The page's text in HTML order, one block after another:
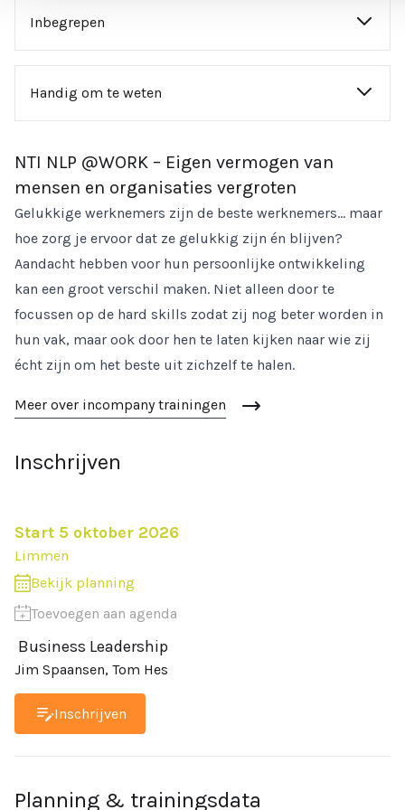
Inbegrepen
12 trainingsdagen waarvan dag 1 van blok 5 tot 19.00
uur (incl. snacks) en dag 1 van blok 6 tot 23.00 uur
trainers opgeleid in NLP, Systemisch Werken,
Oplossingsgericht Werken
uitgebreide, gezonde lunch en de hele dag koffie,
thee, fruit en lekkers
trainingsmanual
inspiratieboek
gratis parkeergelegenheid
trainingen in een groene, rustgevende omgeving
Handig om te weten
meer, niet minder, met alles wat je bent en in je
hebt… dat is genoeg.
MBO-HBO werk- en denkniveau is gewenst, maar pin
ons er niet op vast, want nogmaals………iedereen is
welkom.
Na het volgen van deze training ontvangt de cursist
een erkend certificaat NV NLP en IA HNLP/Hypnosis.
Het afronden van deze training geeft ook toegang
tot de NLP Master Practitioner.
NTI NLP @WORK – Eigen vermogen van
mensen en organisaties vergroten
Gelukkige werknemers zijn de beste werknemers… maar
hoe zorg je ervoor dat ze gelukkig zijn én blijven?
Aandacht hebben voor hun persoonlijke ontwikkeling
kan een groot verschil maken. Niet alleen door te
focussen op de hard skills zodat zij nog beter worden in
hun vak, maar ook door hen te laten kijken naar wie zij
écht zijn om het beste uit zichzelf te halen.
Meer over incompany trainingen
Inschrijven
Start 5 oktober 2026
Limmen
Bekijk planning
Business Leadership
Jim Spaansen, Tom Hes
Inschrijven
Planning & trainingsdata